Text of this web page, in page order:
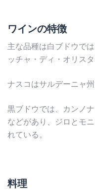
ワインの特徴
主な品種は白ブドウで
ッチャ・ディ・オリス
ナスコはサルデーニャ
黒ブドウでは、カンノ
などがあり、ジロとモ
れている。
料理